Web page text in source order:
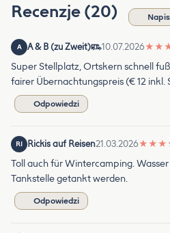
Recenzje (20)
A A & B (zu Zweit) 10.07.2026★ ★
Super Stellplatz, Ortskern schnell
fairer Übernachtungspreis (€ 12 inkl.
Odpowiedzi
RI Rickis auf Reisen21.03.2026★ ★ ★
Toll auch für Wintercamping.
Tankstelle getankt werden.
Odpowiedzi